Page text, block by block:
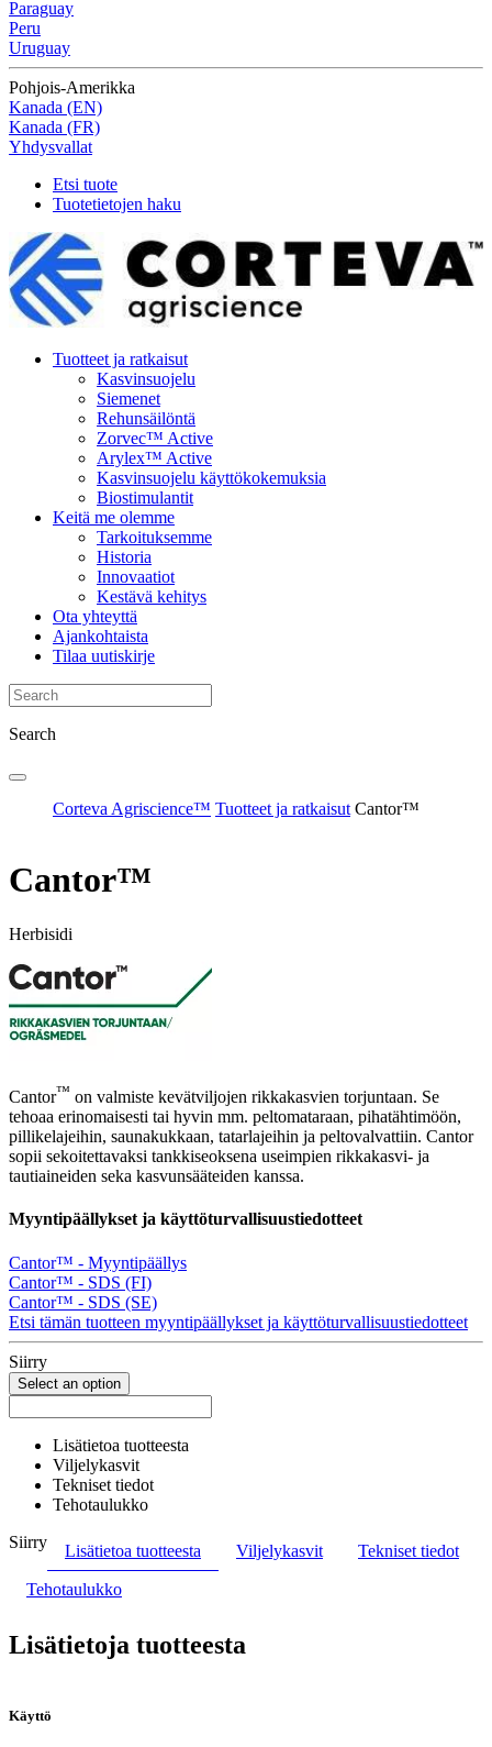
Paraguay
Peru
Uruguay
Pohjois-Amerikka
Kanada (EN)
Kanada (FR)
Yhdysvallat
Etsi tuote
Tuotetietojen haku
Tuotteet ja ratkaisut
Kasvinsuojelu
Siemenet
Rehunsäilöntä
Zorvec™ Active
Arylex™ Active
Kasvinsuojelu käyttökokemuksia
Biostimulantit
Keitä me olemme
Tarkoituksemme
Historia
Innovaatiot
Kestävä kehitys
Ota yhteyttä
Ajankohtaista
Tilaa uutiskirje
Search
Corteva Agriscience™ Tuotteet ja ratkaisut Cantor™
Cantor™
Herbisidi
Cantor™ on valmiste kevätviljojen rikkakasvien torjuntaan. Se
tehoaa erinomaisesti tai hyvin mm. peltomataraan, pihatähtimöön,
pillikelajeihin, saunakukkaan, tatarlajeihin ja peltovalvattiin. Cantor
sopii sekoitettavaksi tankkiseoksena useimpien rikkakasvi- ja
tautiaineiden seka kasvunsääteiden kanssa.
Myyntipäällykset ja käyttöturvallisuustiedotteet
Cantor™ - Myyntipäällys
Cantor™ - SDS (FI)
Cantor™ - SDS (SE)
Etsi tämän tuotteen myyntipäällykset ja käyttöturvallisuustiedotteet
Siirry
Select an option
Lisätietoa tuotteesta
Viljelykasvit
Tekniset tiedot
Tehotaulukko
Siirry
Lisätietoa tuotteesta Viljelykasvit Tekniset tiedot
Tehotaulukko
Lisätietoja tuotteesta
Käyttö